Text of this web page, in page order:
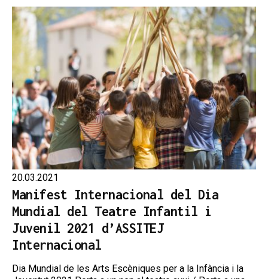
20.03.2021
Manifest Internacional del Dia
Mundial del Teatre Infantil i
Juvenil 2021 d’ASSITEJ
Internacional
Dia Mundial de les Arts Escèniques per a la Infància i la